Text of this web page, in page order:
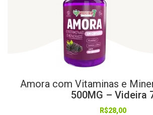
Amora com Vitaminas e
500MG – Videira
R$28,00